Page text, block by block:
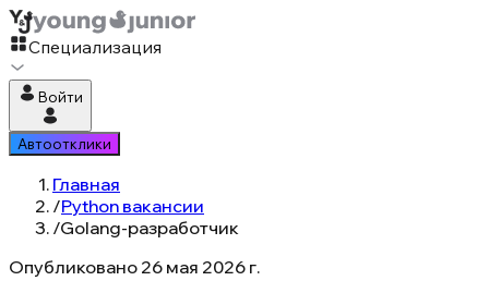
Специализация
Войти
Автоотклики
Главная
/Python вакансии
/Golang-разработчик
Опубликовано 26 мая 2026 г.